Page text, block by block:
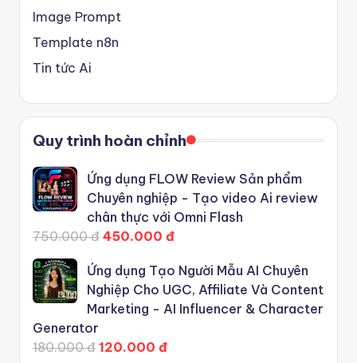
Image Prompt
Template n8n
Tin tức Ai
Quy trình hoàn chỉnh
Ứng dụng FLOW Review Sản phẩm
Chuyên nghiệp - Tạo video Ai review
chân thực với Omni Flash
750.000 đ 450.000 đ
Ứng dụng Tạo Người Mẫu AI Chuyên
Nghiệp Cho UGC, Affiliate Và Content
Marketing - AI Influencer & Character
Generator
180.000 đ 120.000 đ